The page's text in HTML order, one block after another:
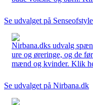
Se udvalget på
Nirbana.dks udvalg
ure og øreringe, og de
mænd og kvinder. Klik
Se udvalget på Nirbana.dk